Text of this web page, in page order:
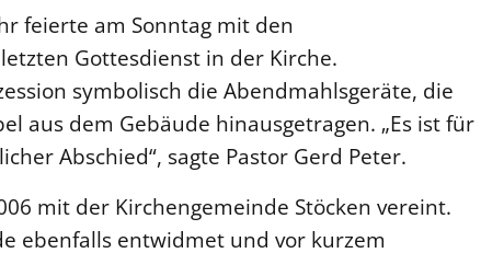
feierte am Sonntag mit den
Gottesdienst in der Kirche.
symbolisch die Abendmahlsgeräte, die
aus dem Gebäude hinausgetragen. „Es ist für
Abschied“, sagte Pastor Gerd Peter.
mit der Kirchengemeinde Stöcken vereint.
ebenfalls entwidmet und vor kurzem